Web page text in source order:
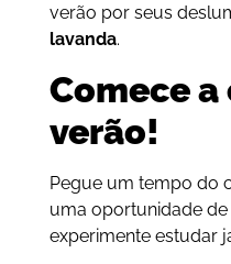
verão por seus
lavanda.
Comece
verão!
Pegue um tempo do
uma oportunidade
experimente estudar